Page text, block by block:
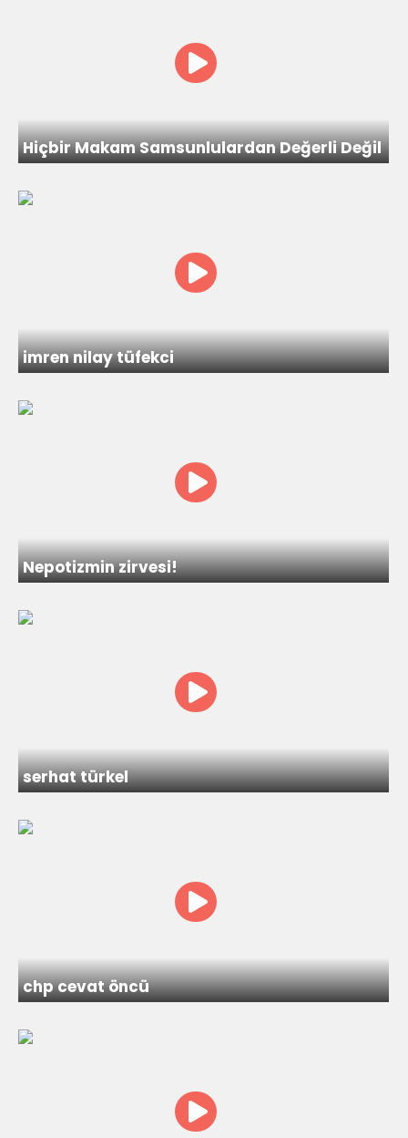
Hiçbir Makam Samsunlulardan Değerli Değil
imren nilay tüfekci
Nepotizmin zirvesi!
serhat türkel
chp cevat öncü